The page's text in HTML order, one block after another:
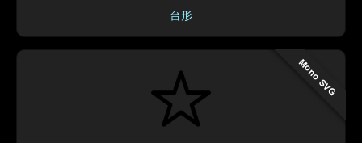
台形
Mono SVG